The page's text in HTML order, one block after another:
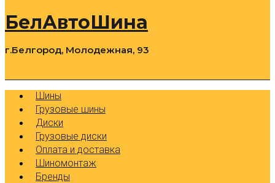
БелАвтоШина
г.Белгород, Молодежная, 93
Шины
Грузовые шины
Диски
Грузовые диски
Оплата и доставка
Шиномонтаж
Бренды